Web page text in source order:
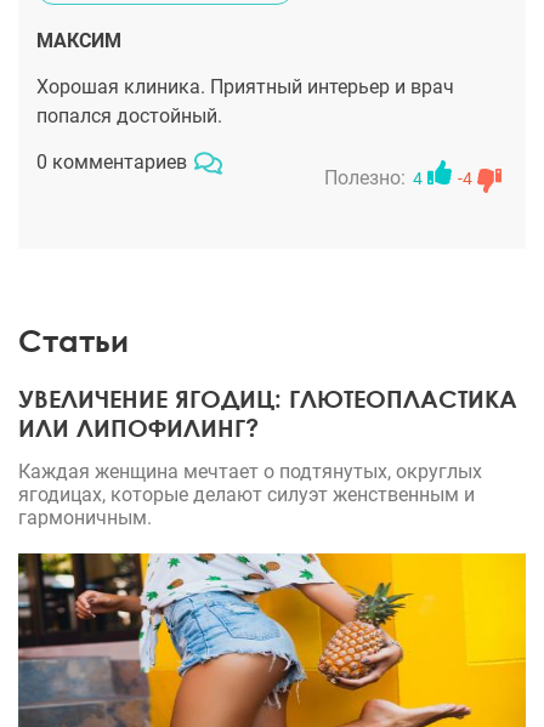
МАКСИМ
Хорошая клиника. Приятный интерьер и врач
попался достойный.
0 комментариев
Полезно: 4 -4
Статьи
УВЕЛИЧЕНИЕ ЯГОДИЦ: ГЛЮТЕОПЛАСТИКА
ИЛИ ЛИПОФИЛИНГ?
Каждая женщина мечтает о подтянутых, округлых
ягодицах, которые делают силуэт женственным и
гармоничным.